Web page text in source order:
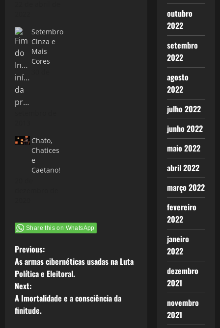
Setembro
Cinza e
Mais
Cores
Chato,
Chatices
e
Caetano!
Share this on WhatsApp
P
o
s
t
Previous:
As armas cibernéticas usadas na Luta
Política e Eleitoral.
Next:
A Imortalidade e a consciência da
finitude.
outubro
2022
setembro
2022
agosto
2022
julho 2022
junho 2022
maio 2022
abril 2022
março 2022
fevereiro
2022
janeiro
2022
dezembro
2021
novembro
2021